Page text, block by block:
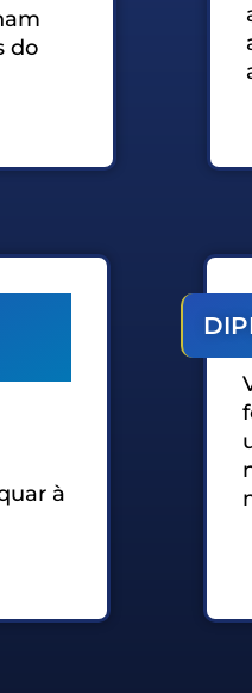
do
à